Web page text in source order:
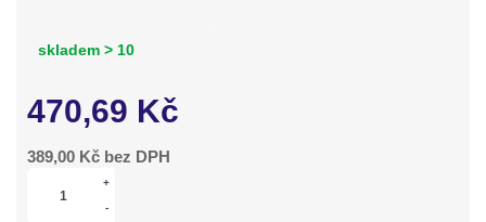
skladem > 10
470,69 Kč
389,00 Kč bez DPH
+
-